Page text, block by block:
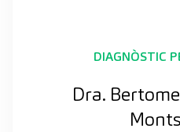
DIAGNÒSTIC
Dra.